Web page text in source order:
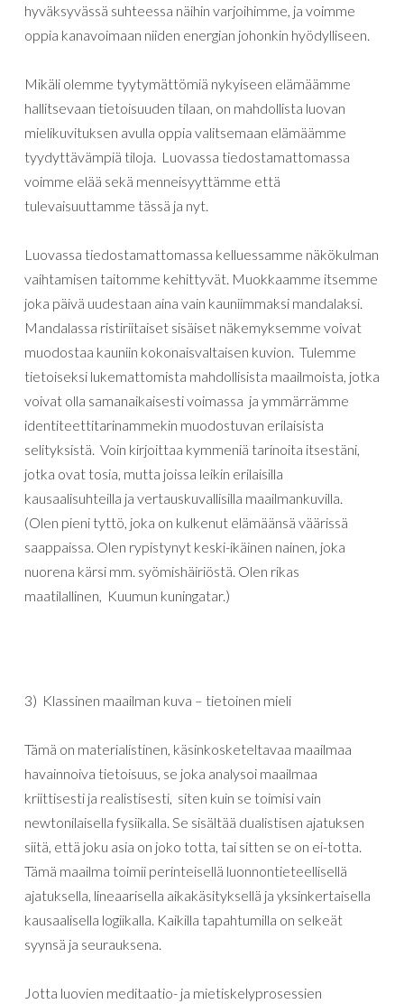
hyväksyvässä suhteessa näihin varjoihimme, ja voimme
oppia kanavoimaan niiden energian johonkin hyödylliseen.
Mikäli olemme tyytymättömiä nykyiseen elämäämme
hallitsevaan tietoisuuden tilaan, on mahdollista luovan
mielikuvituksen avulla oppia valitsemaan elämäämme
tyydyttävämpiä tiloja. Luovassa tiedostamattomassa
voimme elää sekä menneisyyttämme että
tulevaisuuttamme tässä ja nyt.
Luovassa tiedostamattomassa kelluessamme näkökulman
vaihtamisen taitomme kehittyvät. Muokkaamme itsemme
joka päivä uudestaan aina vain kauniimmaksi mandalaksi.
Mandalassa ristiriitaiset sisäiset näkemyksemme voivat
muodostaa kauniin kokonaisvaltaisen kuvion. Tulemme
tietoiseksi lukemattomista mahdollisista maailmoista, jotka
voivat olla samanaikaisesti voimassa ja ymmärrämme
identiteettitarinammekin muodostuvan erilaisista
selityksistä. Voin kirjoittaa kymmeniä tarinoita itsestäni,
jotka ovat tosia, mutta joissa leikin erilaisilla
kausaalisuhteilla ja vertauskuvallisilla maailmankuvilla.
(Olen pieni tyttö, joka on kulkenut elämäänsä väärissä
saappaissa. Olen rypistynyt keski-ikäinen nainen, joka
nuorena kärsi mm. syömishäiriöstä. Olen rikas
maatilallinen, Kuumun kuningatar.)
3) Klassinen maailman kuva – tietoinen mieli
Tämä on materialistinen, käsinkosketeltavaa maailmaa
havainnoiva tietoisuus, se joka analysoi maailmaa
kriittisesti ja realistisesti, siten kuin se toimisivain
newtonilaisella fysiikalla. Se sisältää dualistisen ajatuksen
siitä, että joku asia on joko totta, tai sitten se on ei-totta.
Tämä maailma toimii perinteisellä luonnontieteellisellä
ajatuksella, lineaarisella aikakäsityksellä ja yksinkertaisella
kausaalisella logiikalla. Kaikilla tapahtumilla on selkeät
syynsä ja seurauksena.
Jotta luovien meditaatio- ja mietiskelyprosessien